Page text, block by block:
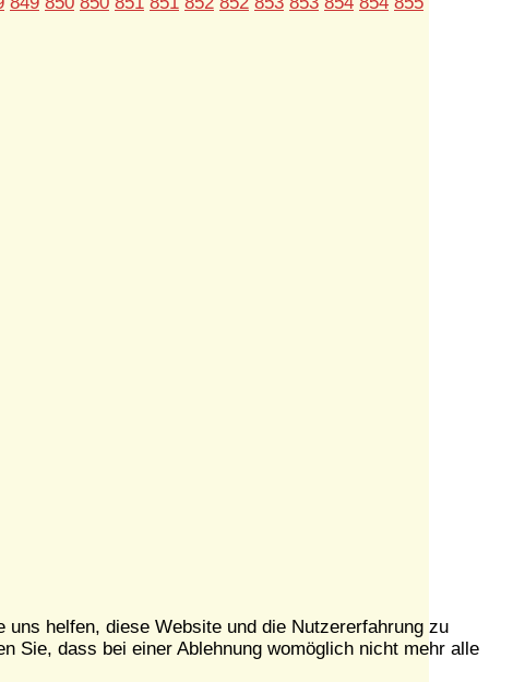
helfen, diese Website und die Nutzererfahrung zu
Sie, dass bei einer Ablehnung womöglich nicht mehr alle